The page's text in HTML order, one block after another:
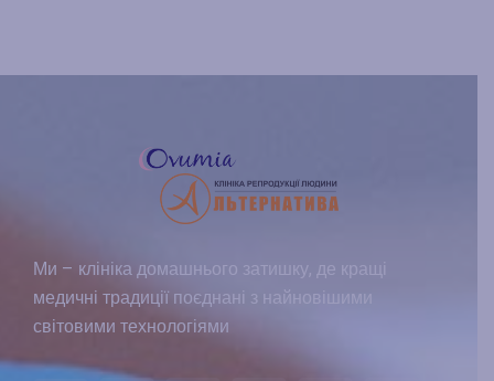
Ми – клініка домашнього затишку, де кращі
медичні традиції поєднані з найновішими
світовими технологіями